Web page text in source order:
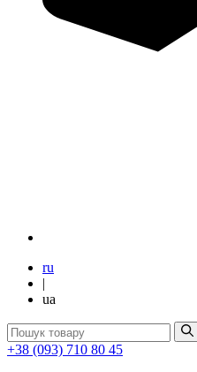
ru
|
ua
+38 (093) 710 80 45